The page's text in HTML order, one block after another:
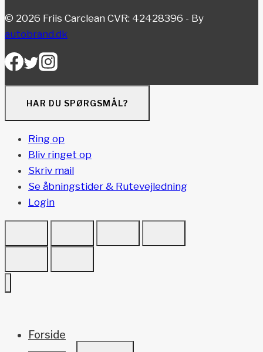
© 2026 Friis Carclean CVR: 42428396 - By
autobrand.dk
HAR DU SPØRGSMÅL?
Ring op
Bliv ringet op
Skriv mail
Se åbningstider & Rutevejledning
Login
Forside